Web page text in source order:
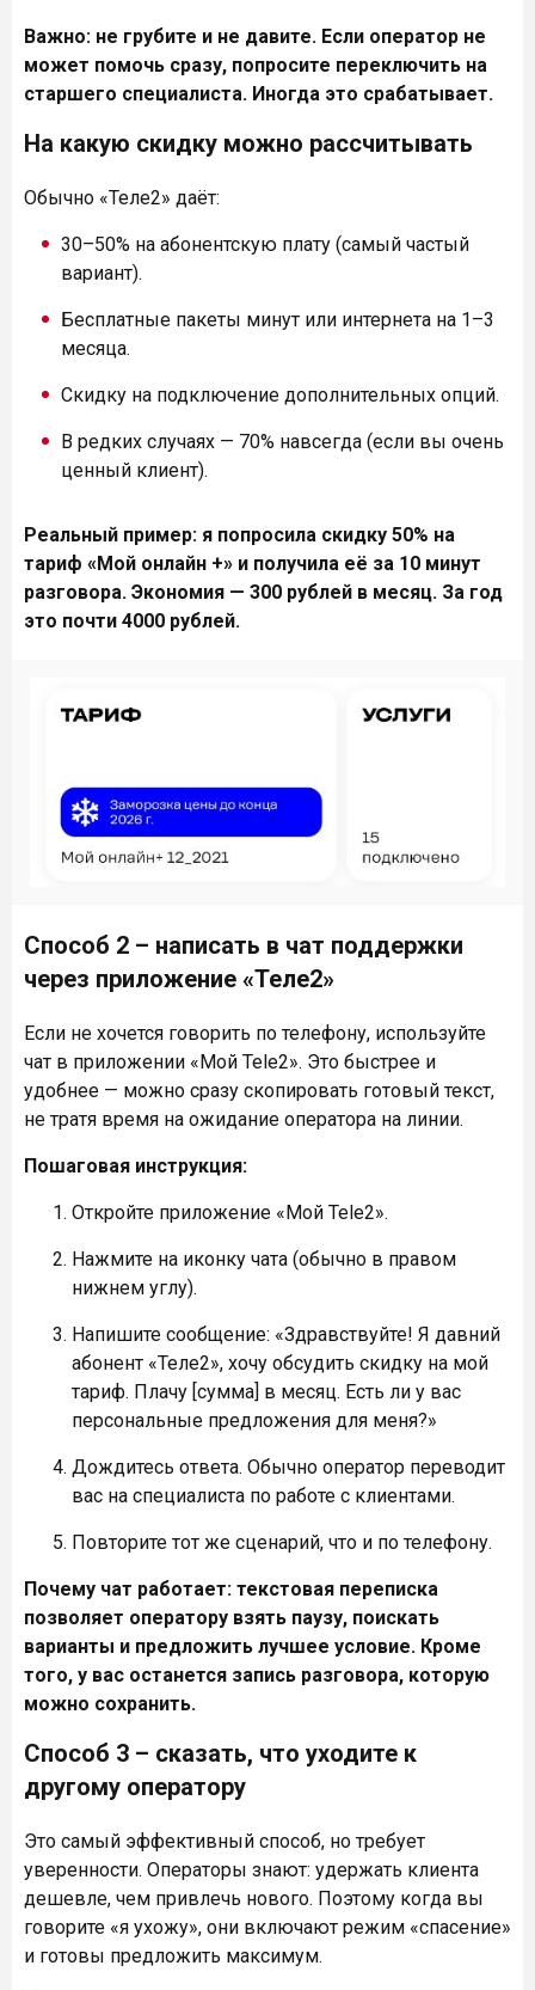
Важно: не грубите и не давите. Если оператор не
может помочь сразу, попросите переключить на
старшего специалиста. Иногда это срабатывает.
На какую скидку можно рассчитывать
Обычно «Теле2» даёт:
30–50% на абонентскую плату (самый частый
вариант).
Бесплатные пакеты минут или интернета на 1–3
месяца.
Скидку на подключение дополнительных опций.
В редких случаях — 70% навсегда (если вы очень
ценный клиент).
Реальный пример: я попросила скидку 50% на
тариф «Мой онлайн +» и получила её за 10 минут
разговора. Экономия — 300 рублей в месяц. За год
это почти 4000 рублей.
Способ 2 – написать в чат поддержки
через приложение «Теле2»
Если не хочется говорить по телефону, используйте
чат в приложении «Мой Tele2». Это быстрее и
удобнее — можно сразу скопировать готовый текст,
не тратя время на ожидание оператора на линии.
Пошаговая инструкция:
Откройте приложение «Мой Tele2».
Нажмите на иконку чата (обычно в правом
нижнем углу).
Напишите сообщение: «Здравствуйте! Я давний
абонент «Теле2», хочу обсудить скидку на мой
тариф. Плачу [сумма] в месяц. Есть ли у вас
персональные предложения для меня?»
Дождитесь ответа. Обычно оператор переводит
вас на специалиста по работе с клиентами.
Повторите тот же сценарий, что и по телефону.
Почему чат работает: текстовая переписка
позволяет оператору взять паузу, поискать
варианты и предложить лучшее условие. Кроме
того, у вас останется запись разговора, которую
можно сохранить.
Способ 3 – сказать, что уходите к
другому оператору
Это самый эффективный способ, но требует
уверенности. Операторы знают: удержать клиента
дешевле, чем привлечь нового. Поэтому когда вы
говорите «я ухожу», они включают режим «спасение»
и готовы предложить максимум.